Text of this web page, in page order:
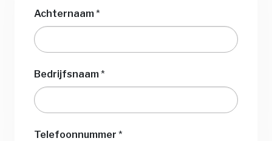
Achternaam*
Bedrijfsnaam*
Telefoonnummer *